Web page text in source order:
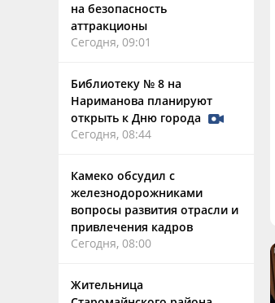
на безопасность
аттракционы
Сегодня, 09:01
Библиотеку № 8 на
Нариманова планируют
открыть к Дню города
Сегодня, 08:44
Камеко обсудил с
железнодорожниками
вопросы развития отрасли и
привлечения кадров
Сегодня, 08:00
Жительница